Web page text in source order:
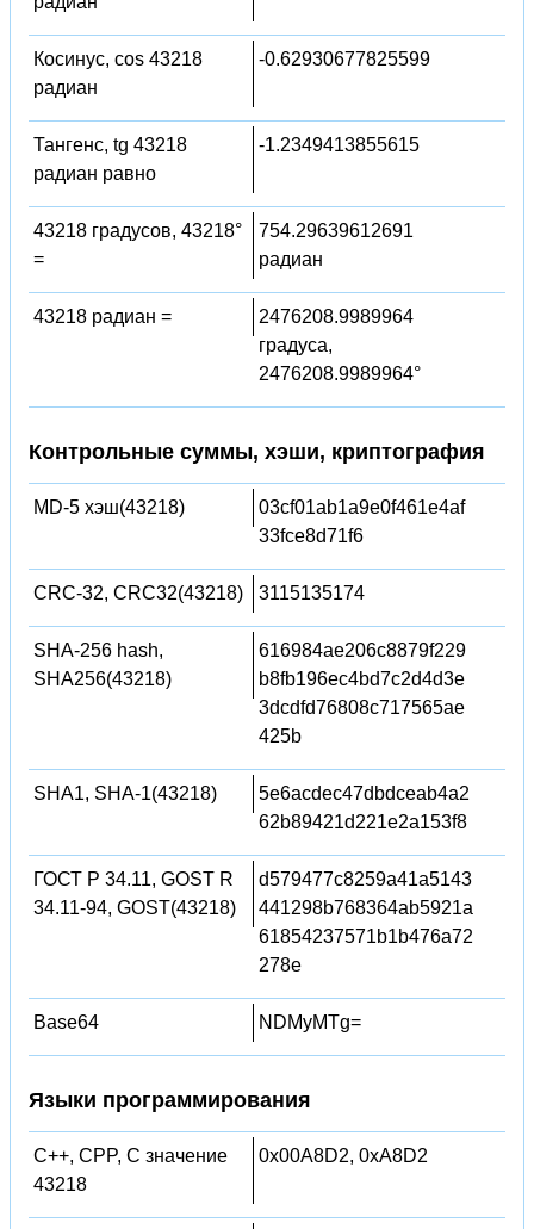
Косинус, cos 43218
радиан
-0.62930677825599
Тангенс, tg 43218
радиан равно
-1.2349413855615
43218 градусов, 43218°
=
754.29639612691
радиан
43218 радиан =
2476208.9989964
градуса,
2476208.9989964°
Контрольные суммы, хэши, криптография
MD-5 хэш(43218)
03cf01ab1a9e0f461e4af
33fce8d71f6
CRC-32, CRC32(43218) 3115135174
SHA-256 hash,
SHA256(43218)
616984ae206c8879f229
b8fb196ec4bd7c2d4d3e
3dcdfd76808c717565ae
425b
SHA1, SHA-1(43218)
5e6acdec47dbdceab4a2
62b89421d221e2a153f8
ГОСТ Р 34.11, GOST R
34.11-94, GOST(43218)
d579477c8259a41a5143
441298b768364ab5921a
61854237571b1b476a72
278e
Base64 NDMyMTg=
Языки программирования
C++, CPP, C значение
43218
0x00A8D2, 0xA8D2